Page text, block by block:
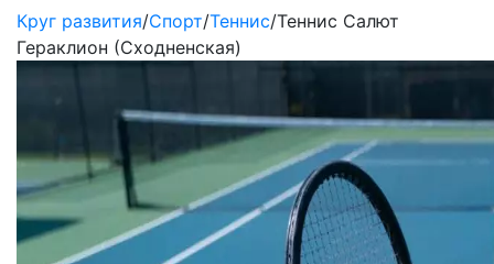
Круг развития/Спорт/Теннис/Теннис Салют
Гераклион (Сходненская)